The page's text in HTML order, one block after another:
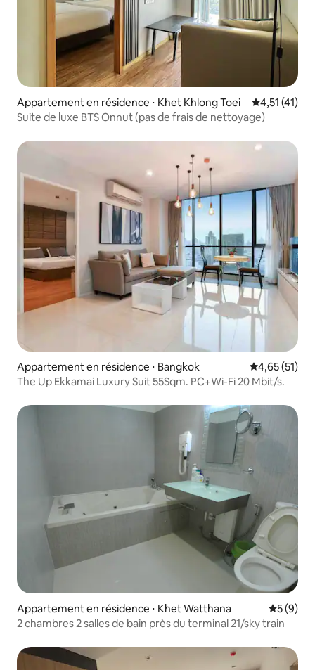
Appartement en résidence ⋅ Khet Khlong Toei Évaluation
4,51 (41)
Suite de luxe BTS Onnut (pas de frais de nettoyage)
Appartement en résidence ⋅ Bangkok Évaluation
4,65 (51)
The Up Ekkamai Luxury Suit 55Sqm. PC+Wi-Fi 20 Mbit/s.
Appartement en résidence ⋅ Khet Watthana
5 (9)
2 chambres 2 salles de bain près du terminal 21/sky train